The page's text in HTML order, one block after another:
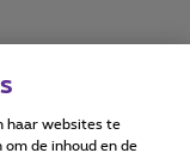
statement
haar websites te
de inhoud en de